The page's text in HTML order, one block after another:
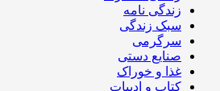
زندگی نامه
سبک زندگی
سرگرمی
صنایع دستی
غذا و خوراک
کتاب و ادبیات